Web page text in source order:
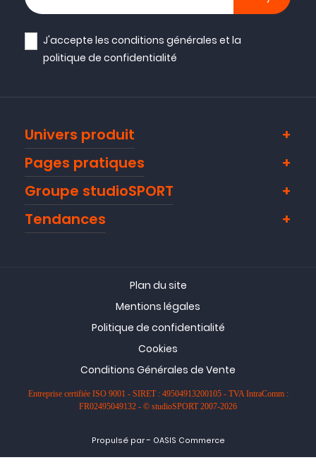
J'accepte lesconditions générales et la
politique de confidentialité
Univers produit
Pages pratiques
Groupe studioSPORT
Tendances
Plan du site
Mentions légales
Politique de confidentialité
Cookies
Conditions Générales de Vente
Entreprise certifiée ISO 9001 - SIRET : 49504913200105 - TVA IntraComm :
FR02495049132 - © studioSPORT 2007-2026
Propulsé par- OASIS Commerce